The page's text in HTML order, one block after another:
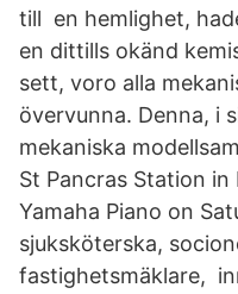
till en hemlighet,
en dittills okänd
sett, voro alla
övervunna. Denna, i
mekaniska
St Pancras Station
Yamaha Piano on
sjuksköterska,
fastighetsmäklare,